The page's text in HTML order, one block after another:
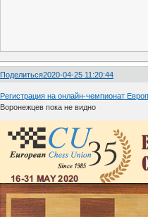
Поделиться2020-04-25 11:20:44
Регистрация на онлайн-чемпионат
Воронежцев пока не видно